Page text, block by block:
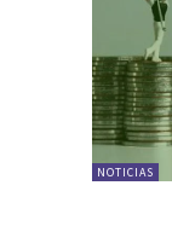
NOTICIAS